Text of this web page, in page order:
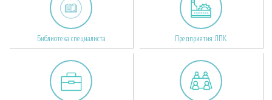
Библиотека специалиста Предприятия ЛПК